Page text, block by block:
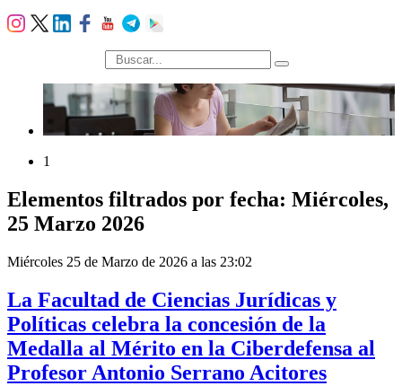
búsqueda
1
Elementos filtrados por fecha: Miércoles,
25 Marzo 2026
Miércoles 25 de Marzo de 2026 a las 23:02
La Facultad de Ciencias Jurídicas y
Políticas celebra la concesión de la
Medalla al Mérito en la Ciberdefensa al
Profesor Antonio Serrano Acitores